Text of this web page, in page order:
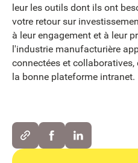
leur les outils dont ils ont
votre retour sur
à leur engagement et à leur
l'industrie manufacturière
connectées et
la bonne plateforme intranet.